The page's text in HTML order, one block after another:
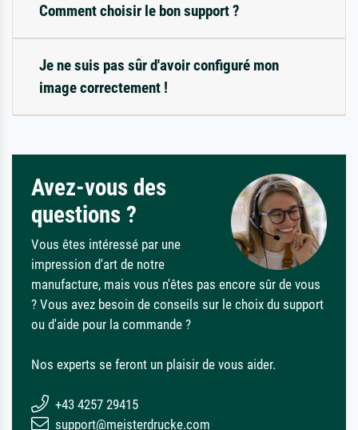
Comment choisir le bon support ?
Je ne suis pas sûr d'avoir configuré mon
image correctement !
Avez-vous des
questions ?
Vous êtes intéressé par une
impression d'art de notre
manufacture, mais vous n'êtes pas encore sûr de vous
? Vous avez besoin de conseils sur le choix du support
ou d'aide pour la commande ?
Nos experts se feront un plaisir de vous aider.
+43 4257 29415
support@meisterdrucke.com